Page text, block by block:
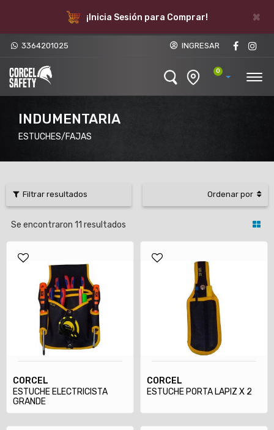
×
¡Inicia Sesión para Comprar!
3364201025 INGRESAR
0
INDUMENTARIA
ESTUCHES/FAJAS
Filtrar resultados Ordenar por
Se encontraron 11 resultados
CORCEL
ESTUCHE ELECTRICISTA
GRANDE
CORCEL
ESTUCHE PORTA LAPIZ X 2